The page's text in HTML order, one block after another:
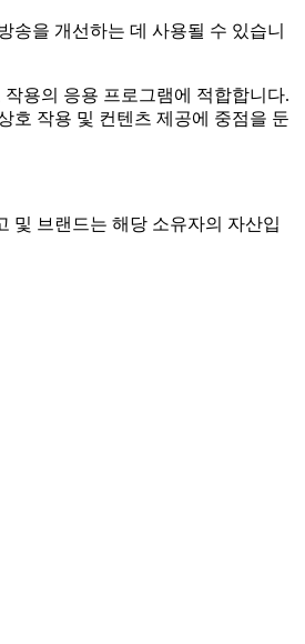
송을 개선하는 데 사용될 수 있습니
용의 응용 프로그램에 적합합니다.
호 작용 및 컨텐츠 제공에 중점을 둔
및 브랜드는 해당 소유자의 자산입